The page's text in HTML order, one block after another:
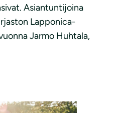
Asiantuntijoina
Lapponica-
Jarmo Huhtala,